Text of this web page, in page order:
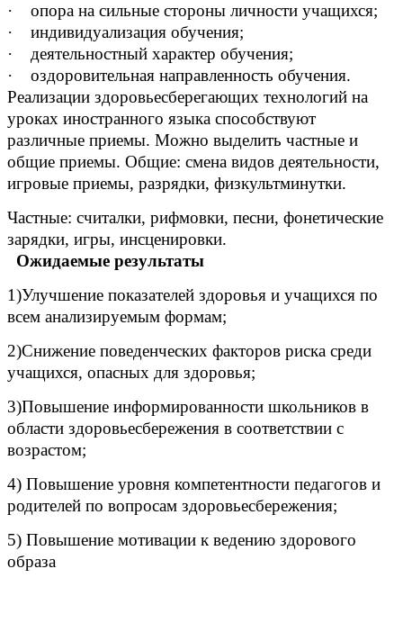
· опора на сильные стороны личности учащихся;
· индивидуализация обучения;
· деятельностный характер обучения;
· оздоровительная направленность обучения.
Реализации здоровьесберегающих технологий на
уроках иностранного языка способствуют
различные приемы. Можно выделить частные и
общие приемы. Общие: смена видов деятельности,
игровые приемы, разрядки, физкультминутки.
Частные: считалки, рифмовки, песни, фонетические
зарядки, игры, инсценировки.
Ожидаемые результаты
1)Улучшение показателей здоровья и учащихся по
всем анализируемым формам;
2)Снижение поведенческих факторов риска среди
учащихся, опасных для здоровья;
3)Повышение информированности школьников в
области здоровьесбережения в соответствии с
возрастом;
4) Повышение уровня компетентности педагогов и
родителей по вопросам здоровьесбережения;
5) Повышение мотивации к ведению здорового
образа